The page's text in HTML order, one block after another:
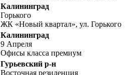
Калининград
Горького
ЖК «Новый квартал», ул. Горького
Калининград
9 Апреля
Офисы класса премиум
Гурьевский р-н
Восточная резиденция